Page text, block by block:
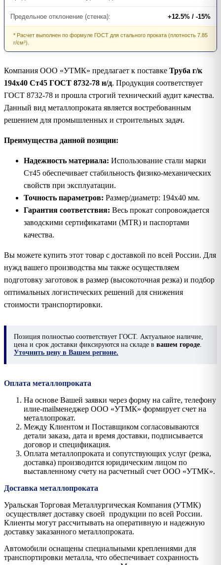
Предельное отклонение (стенка): +12.5% / -15%
* Расчет выполнен по формуле ГОСТ для стального проката (плотность 7.85
г/см³).
Компания ООО «УТМК» предлагает к поставке Труба г/к
194х40 Ст45 ГОСТ 8732-78 н/д. Продукция соответствует
ГОСТ 8732-78 и прошла строгий технический аудит качества.
Данный вид металлопроката является востребованным
решением для промышленных и строительных задач.
Преимущества данной позиции:
Надежность материала: Использование стали марки
Ст45 обеспечивает стабильность физико-механических
свойств при эксплуатации.
Точность параметров: Размер/диаметр: 194х40 мм.
Гарантия соответствия: Весь прокат сопровождается
заводскими сертификатами (MTR) и паспортами
качества.
Вы можете купить этот товар с доставкой по всей России. Для
нужд вашего производства мы также осуществляем
подготовку заготовок в размер (высокоточная резка) и подбор
оптимальных логистических решений для снижения
стоимости транспортировки.
Позиция полностью соответствует ГОСТ. Актуальное наличие,
цена и срок доставки фиксируются на складе в вашем городе
Уточнить цену в Вашем регионе.
Оплата металлопроката
На основе Вашей заявки через форму на сайте, телефону
илиe-mailменеджер ООО «УТМК» формирует счет на
металлопрокат.
Между Клиентом и Поставщиком согласовываются
детали заказа, дата и время доставки, подписывается
договор и спецификация.
Оплата металлопроката и сопутствующих услуг (резка,
доставка) производится юридическим лицом по
выставленному счету на расчетный счет ООО «УТМК».
Доставка металлопроката
Уральская Торговая Металлургическая Компания (УТМК)
осуществляет доставку своей продукции по всей России.
Клиенты могут рассчитывать на оперативную и надежную
доставку заказанного металлопроката.
Автомобили оснащены специальными креплениями для
транспортировки металла, что обеспечивает сохранность